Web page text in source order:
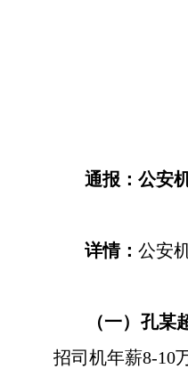
通报：公安
详情：公安
（一）孔
招司机年薪8-10